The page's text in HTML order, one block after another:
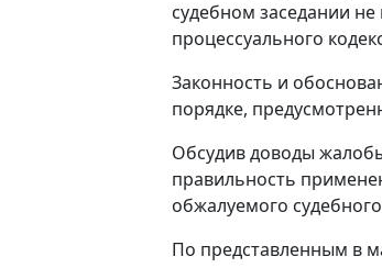
судебном заседании
процессуального
Законность и
порядке,
Обсудив доводы
правильность
обжалуемого
По представленным в